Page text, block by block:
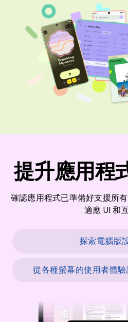
提升應用程
確認應用程式已準備好支援所
適應 UI 和互
探索電腦版
從各種螢幕的使用者體